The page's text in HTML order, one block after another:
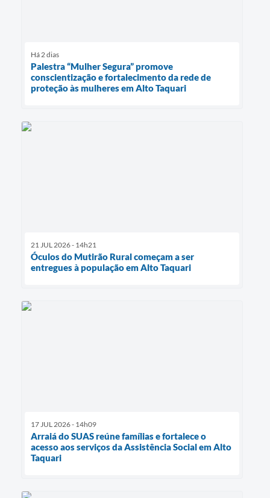
Há 2 dias
Palestra “Mulher Segura” promove
conscientização e fortalecimento da rede de
proteção às mulheres em Alto Taquari
21 JUL 2026 - 14h21
Óculos do Mutirão Rural começam a ser
entregues à população em Alto Taquari
17 JUL 2026 - 14h09
Arraiá do SUAS reúne famílias e fortalece o
acesso aos serviços da Assistência Social em Alto
Taquari